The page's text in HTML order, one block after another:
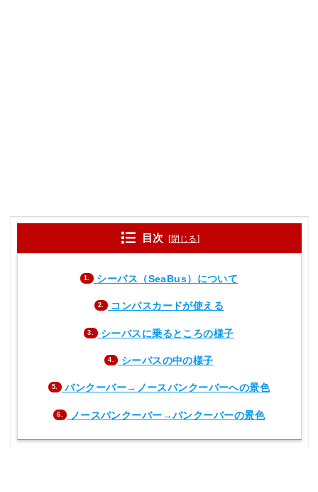
目次 [閉じる]
1. シーバス（SeaBus）について
2. コンパスカードが使える
3. シーバスに乗るところの様子
4. シーバスの中の様子
5. バンクーバー→ノースバンクーバーへの景色
6. ノースバンクーバー→バンクーバーの景色